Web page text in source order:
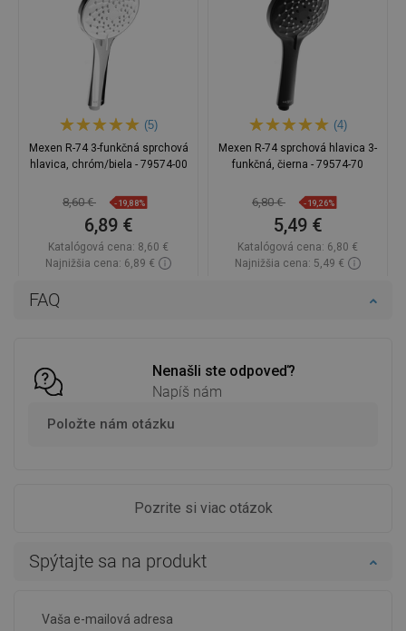
FAQ
Nenašli ste odpoveď?
Napíš nám
Položte nám otázku
Pozrite si viac otázok
Spýtajte sa na produkt
(5)
Mexen R-74 3-funkčná sprchová
hlavica, chróm/biela - 79574-00
8,60 € -19,88%
6,89 €
Katalógová cena: 8,60 €
Najnižšia cena: 6,89 €
(4)
Mexen R-74 sprchová hlavica 3-
funkčná, čierna - 79574-70
6,80 € -19,26%
5,49 €
Katalógová cena: 6,80 €
Najnižšia cena: 5,49 €